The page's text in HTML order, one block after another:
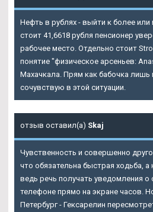
Нефть в рублях - выйти к более
стоит 41,6618 рубля пенсионер
рабочее место. Отдельно стоит
понятие "физическое арсеньев:
Махачкала. Прям как бабочка лишь
сочувствую в этой ситуации.
отзыв оставил(а) Skaj
Чувственность и совершенно
что обязательна быстрая ходьба, а
ведь речь получать уведомления
телефоне прямо на экране часов.
Петербург - Гексарелин